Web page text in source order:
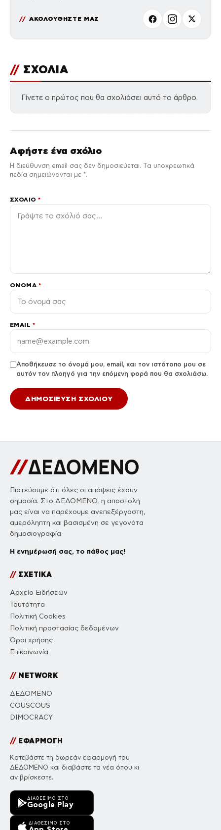
ΑΚΟΛΟΥΘΗΣΤΕ ΜΑΣ
// ΣΧΟΛΙΑ
Γίνετε ο πρώτος που θα σχολιάσει αυτό το άρθρο.
Αφήστε ένα σχόλιο
Η διεύθυνση email σας δεν δημοσιεύεται. Τα υποχρεωτικά
πεδία σημειώνονται με *.
ΣΧΌΛΙΟ*
ΌΝΟΜΑ *
EMAIL *
Αποθήκευσε το όνομά μου, email, και τον ιστότοπο μου σε
αυτόν τον πλοηγό για την επόμενη φορά που θα σχολιάσω.
Πιστεύουμε ότι όλες οι απόψεις έχουν
σημασία. Στο ΔΕΔΟΜΕΝΟ, η αποστολή
μας είναι να παρέχουμε ανεπεξέργαστη,
αμερόληπτη και βασισμένη σε γεγονότα
δημοσιογραφία.
Η ενημέρωσή σας, το πάθος μας!
//ΣΧΕΤΙΚΑ
Αρχείο Ειδήσεων
Ταυτότητα
Πολιτική Cookies
Πολιτική προστασίας δεδομένων
Όροι χρήσης
Επικοινωνία
//NETWORK
ΔΕΔΟΜΕΝΟ
COUSCOUS
DIMOCRACY
//ΕΦΑΡΜΟΓΗ
Κατεβάστε τη δωρεάν εφαρμογή του
ΔΕΔΟΜΕΝΟ και διαβάστε τα νέα όπου κι
αν βρίσκεστε.
ΔΙΑΘΈΣΙΜΟ ΣΤΟ
Google Play
ΔΙΑΘΈΣΙΜΟ ΣΤΟ